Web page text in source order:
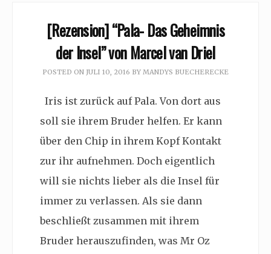
[Rezension] “Pala- Das Geheimnis
der Insel” von Marcel van Driel
POSTED ON JULI 10, 2016 BY MANDYS BUECHERECKE
Iris ist zurück auf Pala. Von dort aus
soll sie ihrem Bruder helfen. Er kann
über den Chip in ihrem Kopf Kontakt
zur ihr aufnehmen. Doch eigentlich
will sie nichts lieber als die Insel für
immer zu verlassen. Als sie dann
beschließt zusammen mit ihrem
Bruder herauszufinden, was Mr Oz